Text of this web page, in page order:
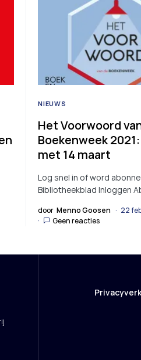
NIEUWS
Het Voorwoord
Boekenweek
met 14 maart
Log snel in of word
Bibliotheekblad Inloggen
door Menno Goosen
22
Geen reacties